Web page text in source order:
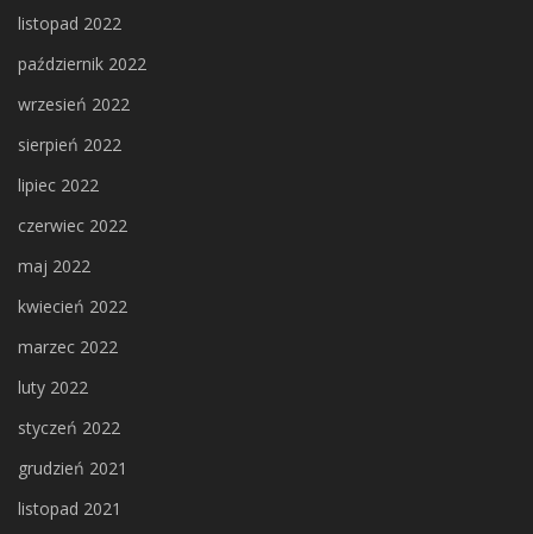
listopad 2022
październik 2022
wrzesień 2022
sierpień 2022
lipiec 2022
czerwiec 2022
maj 2022
kwiecień 2022
marzec 2022
luty 2022
styczeń 2022
grudzień 2021
listopad 2021